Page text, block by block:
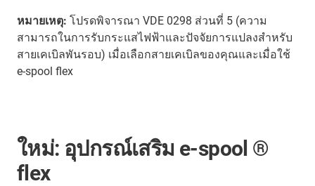
หมายเหตุ: โปรดพิจารณา VDE 0298 ส่วนที่ 5 (ความ
สามารถในการรับกระแสไฟฟ้าและปัจจัยการแปลงสำหรับ
สายเคเบิลพันรอบ) เมื่อเลือกสายเคเบิลของคุณและเมื่อใช้
e-spool flex
ใหม่: อุปกรณ์เสริม e-spool ®
flex